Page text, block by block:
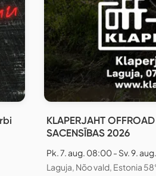
KLAPERJAHT
SACENSĪBAS 2026
Pk. 7. aug. 08:00 - Sv. 9.
Laguja, Nõo vald, Estonia